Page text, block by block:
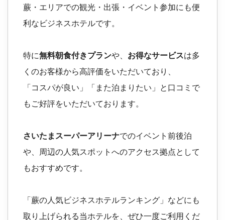
蕨・エリアでの観光・出張・イベント参加にも便
利なビジネスホテルです。
特に無料朝食付きプランや、 お得なサービスは多
くのお客様から高評価をいただいており、
「コスパが良い」「また泊まりたい」と口コミで
もご好評をいただいております。
さいたまスーパーアリーナでのイベント前後泊
や、周辺の人気スポットへのアクセス拠点として
もおすすめです。
「蕨の人気ビジネスホテルランキング」などにも
取り上げられる当ホテルを、ぜひ一度ご利用くだ